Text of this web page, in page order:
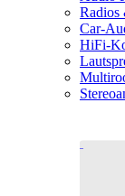
Radios
Car-
HiFi-